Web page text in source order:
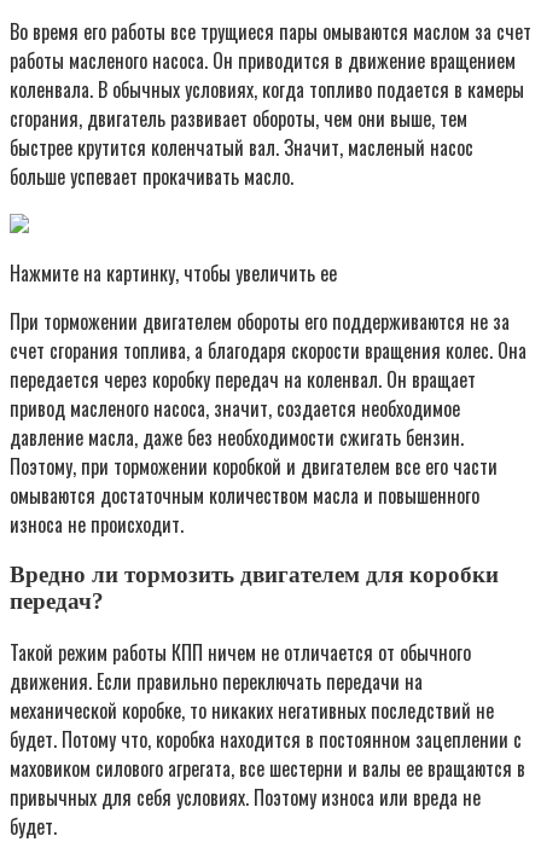
Во время его работы все трущиеся пары омываются маслом за счет
работы масленого насоса. Он приводится в движение вращением
коленвала. В обычных условиях, когда топливо подается в камеры
сгорания, двигатель развивает обороты, чем они выше, тем
быстрее крутится коленчатый вал. Значит, масленый насос
больше успевает прокачивать масло.
Нажмите на картинку, чтобы увеличить ее
При торможении двигателем обороты его поддерживаются не за
счет сгорания топлива, а благодаря скорости вращения колес. Она
передается через коробку передач на коленвал. Он вращает
привод масленого насоса, значит, создается необходимое
давление масла, даже без необходимости сжигать бензин.
Поэтому, при торможении коробкой и двигателем все его части
омываются достаточным количеством масла и повышенного
износа не происходит.
Вредно ли тормозить двигателем для коробки
передач?
Такой режим работы КПП ничем не отличается от обычного
движения. Если правильно переключать передачи на
механической коробке, то никаких негативных последствий не
будет. Потому что, коробка находится в постоянном зацеплении с
маховиком силового агрегата, все шестерни и валы ее вращаются в
привычных для себя условиях. Поэтому износа или вреда не
будет.